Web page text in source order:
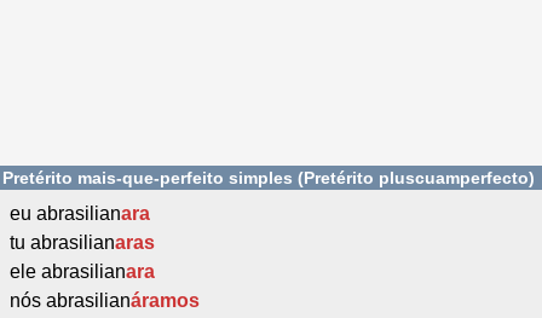
Pretérito mais-que-perfeito simples (Pretérito pluscuamperfecto)
eu abrasilianara
tu abrasilianaras
ele abrasilianara
nós abrasilianáramos